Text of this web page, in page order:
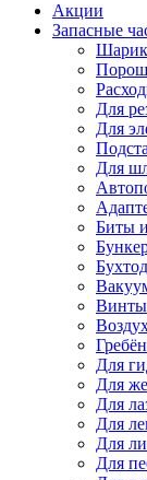
Акции
Запасные
Для
Для
Для
Биты
Винты
Для
Для
Для
Для
Для
Для